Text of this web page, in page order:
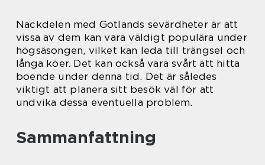
Nackdelen med Gotlands sevärdheter är att
vissa av dem kan vara väldigt populära under
högsäsongen, vilket kan leda till trängsel och
långa köer. Det kan också vara svårt att hitta
boende under denna tid. Det är således
viktigt att planera sitt besök väl för att
undvika dessa eventuella problem.
Sammanfattning